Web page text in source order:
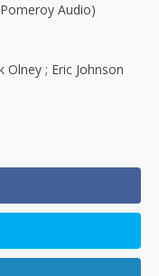
Audio)
; Eric Johnson